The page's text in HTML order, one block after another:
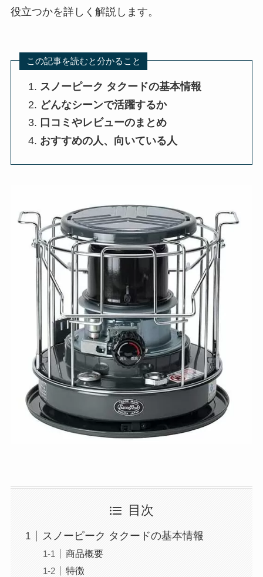
役立つかを詳しく解説します。
この記事を読むと分かること
スノーピーク タクードの基本情報
どんなシーンで活躍するか
口コミやレビューのまとめ
おすすめの人、向いている人
目次
スノーピーク タクードの基本情報
商品概要
特徴